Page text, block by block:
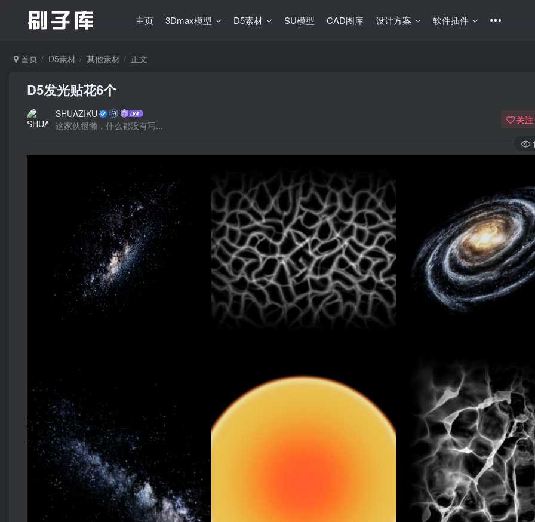
主页 3Dmax模型 D5素材 SU模型 CAD图库 设计方案 软件插件
首页 D5素材 其他素材 正文
D5发光贴花6个
SHUAZIKU
这家伙很懒，什么都没有写...
关注